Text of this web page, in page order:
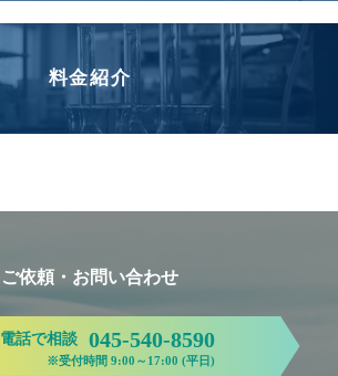
料金紹介
ご依頼・お問い合わせ
電話で相談 045-540-8590
※受付時間 9:00～17:00 (平日)